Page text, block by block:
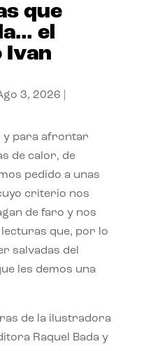
que
el
Ivan
3, 2026
y para afrontar
de calor, de
pedido a unas
criterio nos
de faro y nos
que, por lo
salvadas del
les demos una
de la ilustradora
Raquel Bada y